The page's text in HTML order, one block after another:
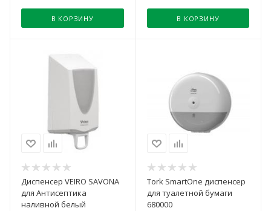
В КОРЗИНУ В КОРЗИНУ
Диспенсер VEIRO SAVONA
для Антисептика
наливной белый
Tork SmartOne диспенсер
для туалетной бумаги
680000